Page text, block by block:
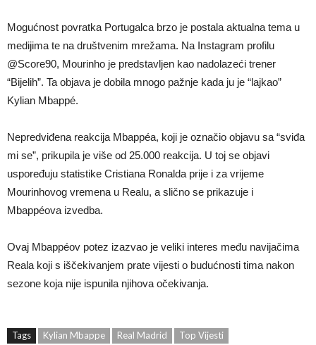
Mogućnost povratka Portugalca brzo je postala aktualna tema u
medijima te na društvenim mrežama. Na Instagram profilu
@Score90, Mourinho je predstavljen kao nadolazeći trener
“Bijelih”. Ta objava je dobila mnogo pažnje kada ju je “lajkao”
Kylian Mbappé.
Nepredviđena reakcija Mbappéa, koji je označio objavu sa “sviđa
mi se”, prikupila je više od 25.000 reakcija. U toj se objavi
uspoređuju statistike Cristiana Ronalda prije i za vrijeme
Mourinhovog vremena u Realu, a slično se prikazuje i
Mbappéova izvedba.
Ovaj Mbappéov potez izazvao je veliki interes među navijačima
Reala koji s iščekivanjem prate vijesti o budućnosti tima nakon
sezone koja nije ispunila njihova očekivanja.
Tags Kylian Mbappe Real Madrid Top Vijesti